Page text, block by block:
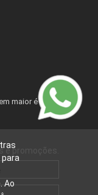
maior é a vida.
promoções.
Ao